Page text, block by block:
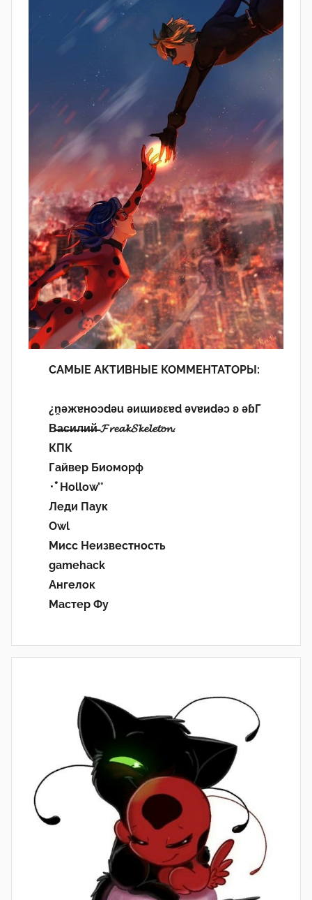
САМЫЕ АКТИВНЫЕ КОММЕНТАТОРЫ:
¿n̯ǝжɐноɔdǝu ǝиɯиʚεɐd ǝvɐиdǝɔ ʚ ǝɓГ
В̶а̶с̶и̶л̶и̶й̶ 𝓕𝓻𝓮𝓪𝓴𝓢𝓴𝓮𝓵𝓮𝓽𝓸𝓷.
КПК
Гайвер Биоморф
･ﾟHollow’°
Леди Паук
Owl
Мисс Неизвестность
gamehack
Ангелок
Мастер Фу